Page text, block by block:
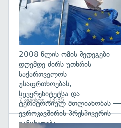
2008 წლის ომის შედეგები
დღემდე ძირს უთხრის
საქართველოს
უსაფრთხოებას,
სუვერენიტეტსა და
ტერიტორიულ მთლიანობას —
ევროკავშირის პრესპიკერის
განცხადება
7 აგვისტო, 13:35